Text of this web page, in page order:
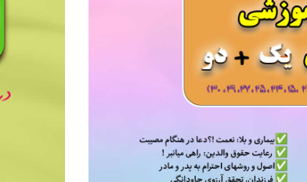
مرا به خاطر بسپار
رمز عبور خود را فراموش کرده اید؟